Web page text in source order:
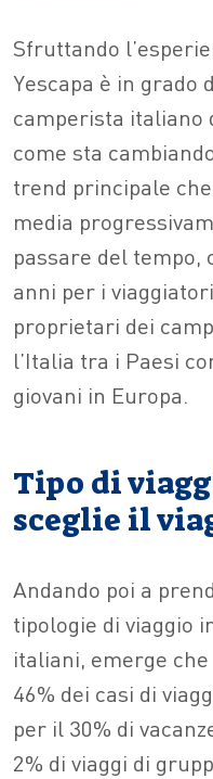
Sfruttando
Yescapa è in grado
camperista italiano
come sta
trend principale
media
passare del tempo,
anni per i
proprietari dei
l’Italia tra i Paesi
giovani in Europa.
Tipo di
sceglie il
Andando poi a
tipologie di viaggio
italiani, emerge
46% dei casi di
per il 30% di
2% di viaggi di